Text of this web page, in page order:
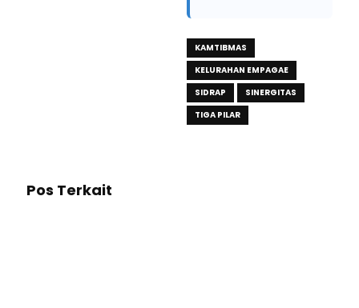
KAMTIBMAS
KELURAHAN EMPAGAE
SIDRAP
SINERGITAS
TIGA PILAR
Pos Terkait